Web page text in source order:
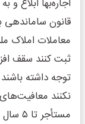
قانون ساماندهی
معاملات املاک
ثبت کنند سقف
توجه داشته
نکنند